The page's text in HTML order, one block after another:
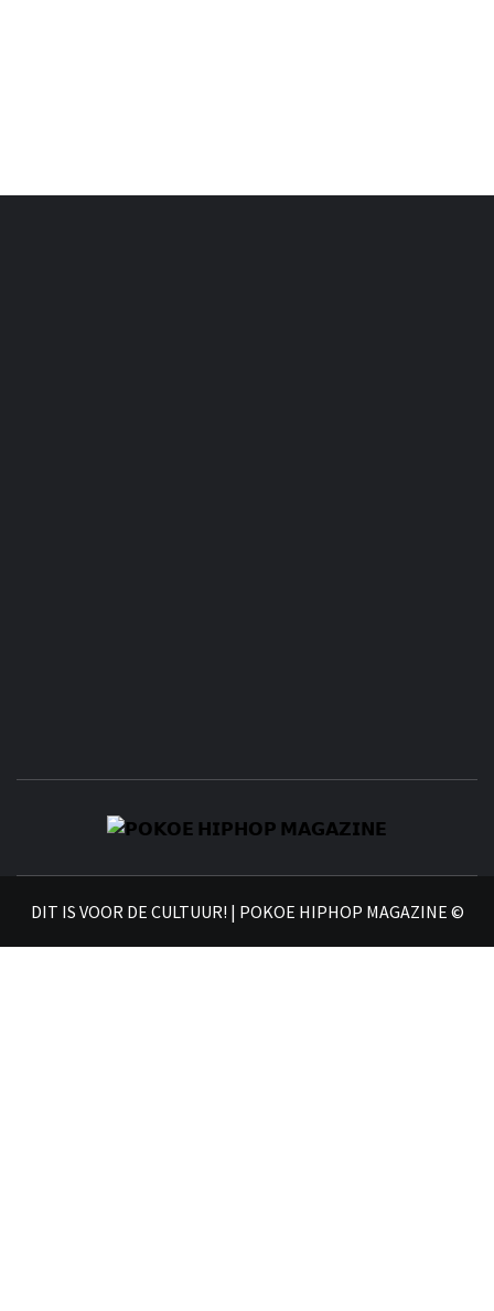
DIT IS VOOR DE CULTUUR! | POKOE HIPHOP MAGAZINE ©